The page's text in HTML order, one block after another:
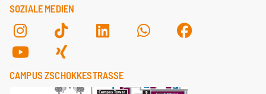
SOZIALE MEDIEN
CAMPUS ZSCHOKKESTRASSE